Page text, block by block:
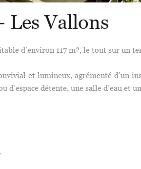
Les Vallons
d’environ 117 m², le tout sur un
et lumineux, agrémenté d’un
détente, une salle d’eau et